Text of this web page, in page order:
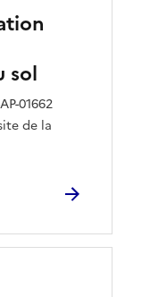
sol
01662
de la